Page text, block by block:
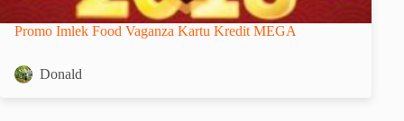
Promo Imlek Food Vaganza Kartu Kredit MEGA
Donald